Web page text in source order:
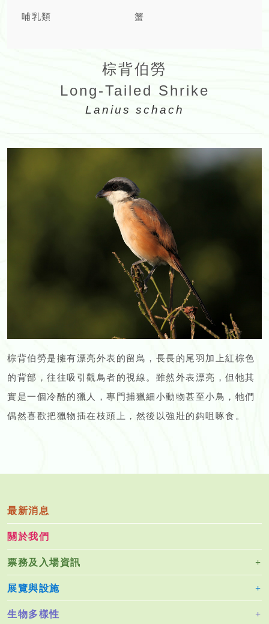
哺乳類 蟹
棕背伯勞
Long-Tailed Shrike
Lanius schach
棕背伯勞是擁有漂亮外表的留鳥，長長的尾羽加上紅棕色
的背部，往往吸引觀鳥者的視線。雖然外表漂亮，但牠其
實是一個冷酷的獵人，專門捕獵細小動物甚至小鳥，牠們
偶然喜歡把獵物插在枝頭上，然後以強壯的鈎咀啄食。
最新消息
關於我們
票務及入場資訊
展覽與設施
生物多樣性